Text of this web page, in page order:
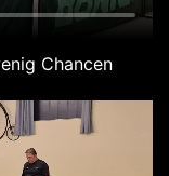
Chancen